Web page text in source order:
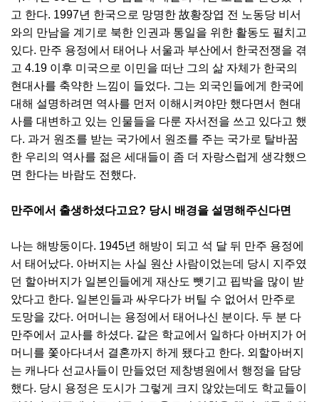
고 한다. 1997년 한국으로 망명한 故황장엽 전 노동당 비서
와의 만남을 계기로 북한 인권과 통일을 위한 활동도 펼치고
있다. 만주 용정에서 태어나 서울과 부산에서 한국전쟁을 겪
고 4.19 이후 미국으로 이민을 떠난 그의 삶 자체가 한국의
현대사를 축약한 느낌이 들었다. 그는 외국인들에게 한국에
대해 설명하려면 역사를 먼저 이해시켜야만 했다면서 현대
사를 대변하고 있는 인물들을 다룬 자서전을 쓰고 있다고 했
다. 과거 원조를 받는 국가에서 원조를 주는 국가로 탈바꿈
한 우리의 역사를 젊은 세대들이 좀 더 자랑스럽게 생각했으
면 한다는 바람도 전했다.
만주에서 출생하셨다고요? 당시 배경을 설명해주신다면
나는 해방둥이다. 1945년 해방이 되고 석 달 뒤 만주 용정에
서 태어났다. 아버지는 사실 원산 사람이었는데 당시 지주였
던 할아버지가 일본인들에게 재산도 뺏기고 핍박을 많이 받
았다고 한다. 일본인들과 싸우다가 버틸 수 없어서 만주로
도망을 갔다. 어머니는 용정에서 태어나신 분이다. 두 분 다
만주에서 교사를 하셨다. 같은 학교에서 일하다 아버지가 어
머니를 쫓아다녀서 결혼까지 하게 됐다고 한다. 외할아버지
는 캐나다 선교사들이 만들었던 제창병원에서 행정을 담당
했다. 당시 용정은 도시가 그렇게 크지 않았는데도 학교들이